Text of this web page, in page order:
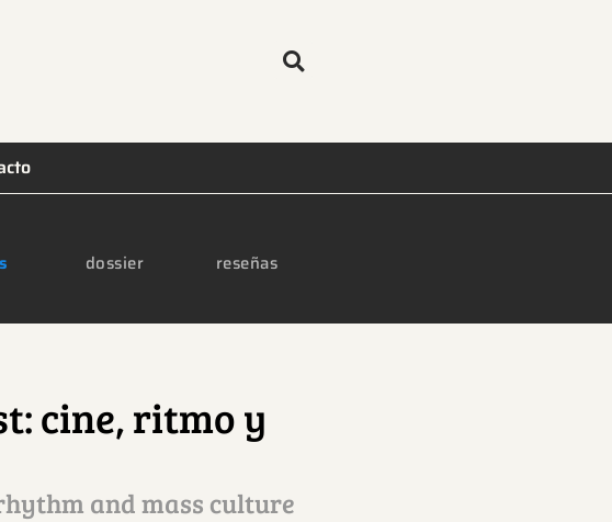
dossier reseñas
cine, ritmo y
and mass culture